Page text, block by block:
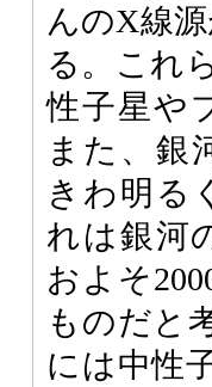
んのX線
る。これ
性子星や
また、銀
きわ明る
れは銀河
およそ
ものだと
には中性